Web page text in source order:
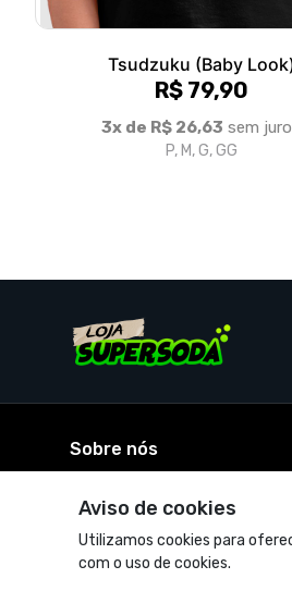
Aviso de cookies
Utilizamos cookies para
com o uso de cookies.
© Dados do vendedor:
Acompanhe-nos: